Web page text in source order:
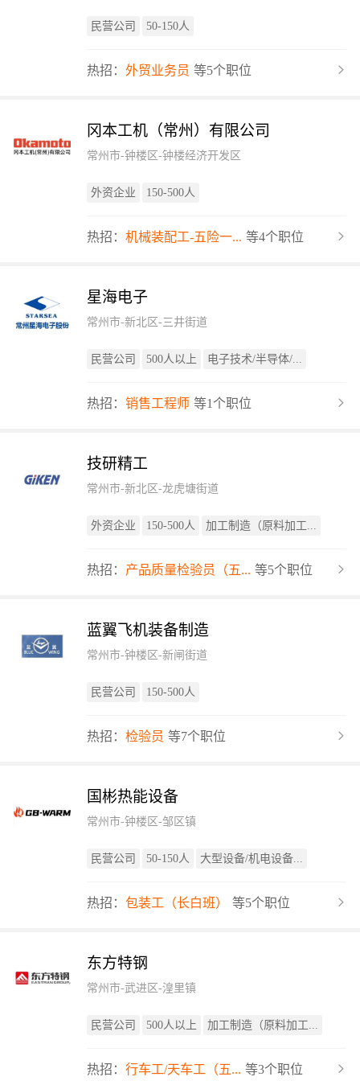
民营公司 50-150人
热招： 外贸业务员 等5个职位
冈本工机（常州）有限公司
常州市-钟楼区-钟楼经济开发区
外资企业 150-500人
热招： 机械装配工-五险一... 等4个职位
星海电子
常州市-新北区-三井街道
民营公司 500人以上 电子技术/半导体/...
热招： 销售工程师 等1个职位
技研精工
常州市-新北区-龙虎塘街道
外资企业 150-500人 加工制造（原料加工...
热招： 产品质量检验员（五... 等5个职位
蓝翼飞机装备制造
常州市-钟楼区-新闸街道
民营公司 150-500人
热招： 检验员 等7个职位
国彬热能设备
常州市-钟楼区-邹区镇
民营公司 50-150人 大型设备/机电设备...
热招： 包装工（长白班） 等5个职位
东方特钢
常州市-武进区-湟里镇
民营公司 500人以上 加工制造（原料加工...
热招： 行车工/天车工（五... 等3个职位